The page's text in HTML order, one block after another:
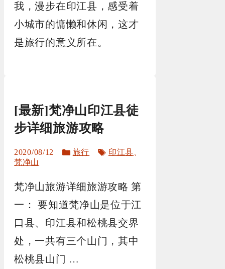
我，漫步在印江县，感受着
小城市的慵懒和休闲，这才
是旅行的意义所在。
[最新]梵净山印江县徒
步详细旅游攻略
2020/08/12
分
旅行
标
印江县
梵净山
梵净山旅游详细旅游攻略 第
一： 要知道梵净山是位于江
口县、印江县和松桃县交界
处，一共有三个山门，其中
松桃县山门 …